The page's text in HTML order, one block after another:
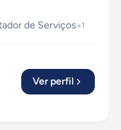
de Serviços+1
Ver perfil